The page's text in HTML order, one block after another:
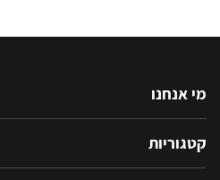
מי אנחנו
קטגוריות